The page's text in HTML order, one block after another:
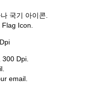
국기 아이콘.
Icon.
Dpi.
email.